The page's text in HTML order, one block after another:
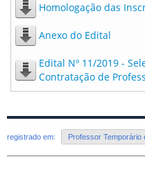
Homologação das
Anexo do Edital
Edital Nº 11/2019 -
Contratação de
registrado em: Professor Temporário